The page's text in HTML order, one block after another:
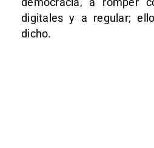
digitales y a regular;
dicho.